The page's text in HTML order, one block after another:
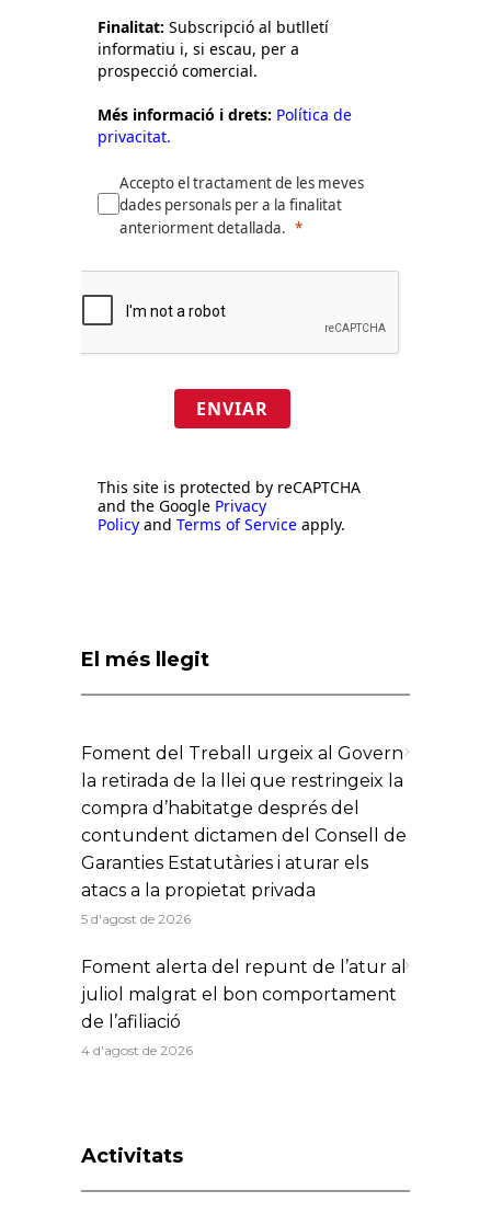
Finalitat: Subscripció al butlletí
informatiu i, si escau, per a
prospecció comercial.
Més informació i drets: Política de
privacitat.
Accepto el tractament de les meves
dades personals per a la finalitat
anteriorment detallada.
ENVIAR
This site is protected by reCAPTCHA
and the Google Privacy
Policy and Terms of Service apply.
El més llegit
Foment del Treball urgeix al Govern
la retirada de la llei que restringeix la
compra d’habitatge després del
contundent dictamen del Consell de
Garanties Estatutàries i aturar els
atacs a la propietat privada
5 d'agost de 2026
Foment alerta del repunt de l’atur al
juliol malgrat el bon comportament
de l’afiliació
4 d'agost de 2026
Activitats